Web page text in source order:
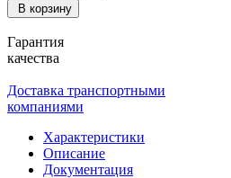
В корзину
Гарантия
качества
Доставка транспортными
компаниями
Характеристики
Описание
Документация